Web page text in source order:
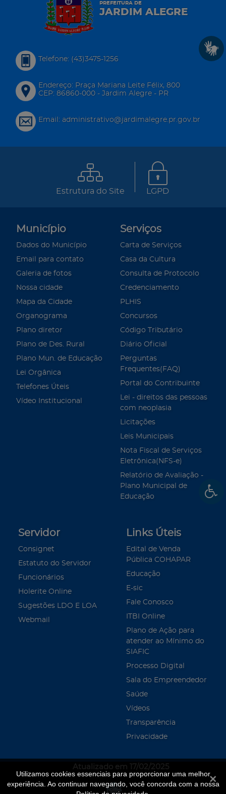
Utilizamos cookies essenciais para proporcionar uma melhor
experiência. Ao continuar navegando, você concorda com a nossa
PREFEITURA DE
JARDIM ALEGRE
Telefone: (43)3475-1256
Endereço: Praça Mariana Leite Félix, 800
CEP: 86860-000 - Jardim Alegre - PR
Email: administrativo@jardimalegre.pr.gov.br
Estrutura do Site LGPD
Município
Dados do Município
Email para contato
Galeria de fotos
Nossa cidade
Mapa da Cidade
Organograma
Plano diretor
Plano de Des. Rural
Plano Mun. de Educação
Lei Orgânica
Telefones Úteis
Vídeo Institucional
Serviços
Carta de Serviços
Casa da Cultura
Consulta de Protocolo
Credenciamento
PLHIS
Concursos
Código Tributário
Diário Oficial
Perguntas
Frequentes(FAQ)
Portal do Contribuinte
Lei - direitos das pessoas
com neoplasia
Licitações
Leis Municipais
Nota Fiscal de Serviços
Eletrônica(NFS-e)
Relatório de Avaliação -
Plano Municipal de
Educação
Servidor
Consignet
Estatuto do Servidor
Funcionários
Holerite Online
Sugestões LDO E LOA
Webmail
Links Úteis
Edital de Venda
Pública COHAPAR
Educação
E-sic
Fale Conosco
ITBI Online
Plano de Ação para
atender ao Mínimo do
SIAFIC
Processo Digital
Sala do Empreendedor
Saúde
Vídeos
Transparência
Privacidade
Atualizado em 17/02/2025